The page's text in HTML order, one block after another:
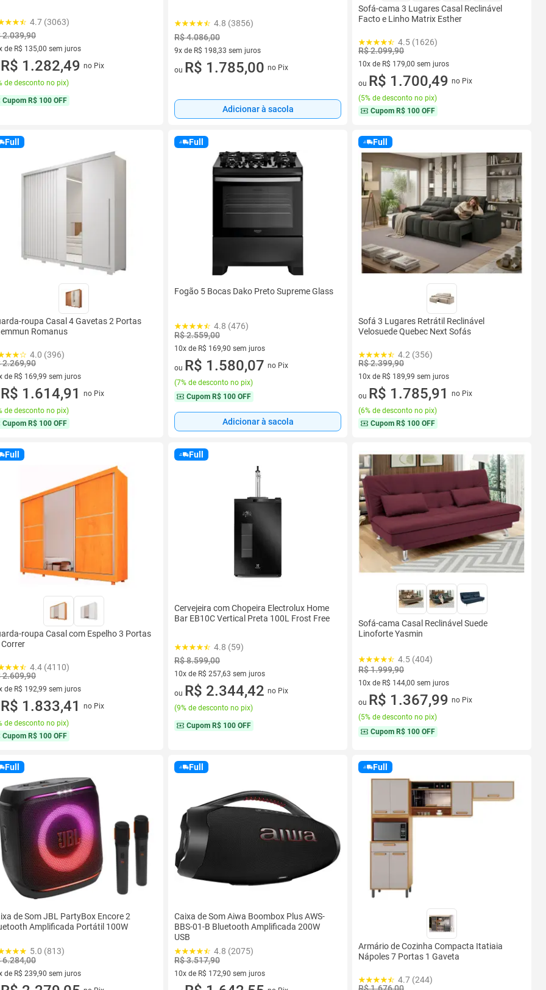
4.7 (3063)
2.039,90
de R$ 135,00 sem juros
vez de R$ 135,00 sem juros
R$ 1.282,49 no Pix
de desconto no pix)
Cupom R$ 100 OFF
4.8 (3856)
R$ 4.086,00
9x de R$ 198,33 sem juros
9 vez de R$ 198,33 sem juros
ou R$ 1.785,00 no Pix
Adicionar à sacola
Sofá-cama 3 Lugares Casal Reclinável
Facto e Linho Matrix Esther
4.5 (1626)
R$ 2.099,90
10x de R$ 179,00 sem juros
10 vez de R$ 179,00 sem juros
ou R$ 1.700,49 no Pix
(5% de desconto no pix)
Cupom R$ 100 OFF
Full
roupa Casal 4 Gavetas 2 Portas
Romanus
4.0 (396)
2.269,90
de R$ 169,99 sem juros
vez de R$ 169,99 sem juros
R$ 1.614,91
no Pix
de desconto no pix)
Cupom R$ 100 OFF
Full
Fogão 5 Bocas Dako Preto Supreme Glass
4.8 (476)
R$ 2.559,00
10x de R$ 169,90 sem juros
10 vez de R$ 169,90 sem juros
ou R$ 1.580,07 no Pix
(7% de desconto no pix)
Cupom R$ 100 OFF
Adicionar à sacola
Full
Sofá 3 Lugares Retrátil Reclinável
Velosuede Quebec Next Sofás
4.2 (356)
R$ 2.399,90
10x de R$ 189,99 sem juros
10 vez de R$ 189,99 sem juros
ou R$ 1.785,91
no Pix
(6% de desconto no pix)
Cupom R$ 100 OFF
Full
roupa Casal com Espelho 3 Portas
Correr
4.4 (4110)
2.609,90
de R$ 192,99 sem juros
vez de R$ 192,99 sem juros
R$ 1.833,41
no Pix
de desconto no pix)
Cupom R$ 100 OFF
Full
Cervejeira com Chopeira Electrolux Home
Bar EB10C Vertical Preta 100L Frost Free
4.8 (59)
R$ 8.599,00
10x de R$ 257,63 sem juros
10 vez de R$ 257,63 sem juros
ou R$ 2.344,42 no Pix
(9% de desconto no pix)
Cupom R$ 100 OFF
Sofá-cama Casal Reclinável Suede
Linoforte Yasmin
4.5 (404)
R$ 1.999,90
10x de R$ 144,00 sem juros
10 vez de R$ 144,00 sem juros
ou R$ 1.367,99 no Pix
(5% de desconto no pix)
Cupom R$ 100 OFF
Full
de Som JBL PartyBox Encore 2
Amplificada Portátil 100W
5.0 (813)
6.284,00
de R$ 239,90 sem juros
vez de R$ 239,90 sem juros
Full
Caixa de Som Aiwa Boombox Plus AWS-
BBS-01-B Bluetooth Amplificada 200W
USB
4.8 (2075)
R$ 3.517,90
10x de R$ 172,90 sem juros
10 vez de R$ 172,90 sem juros
Full
Armário de Cozinha Compacta Itatiaia
Nápoles 7 Portas 1 Gaveta
4.7 (244)